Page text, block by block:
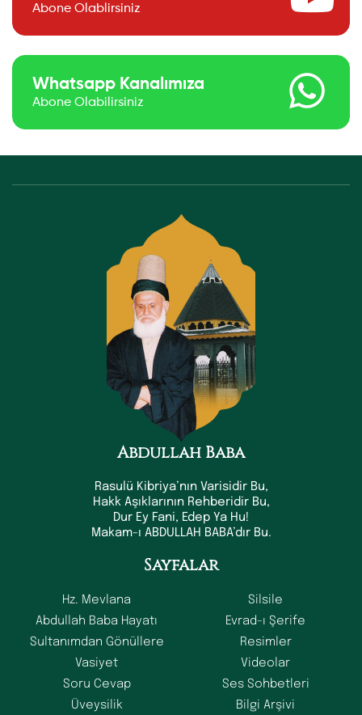
Abone Olablirsiniz
Whatsapp Kanalımıza
Abone Olabilirsiniz
Abdullah Baba
Rasulü Kibriya’nın Varisidir Bu,
Hakk Aşıklarının Rehberidir Bu,
Dur Ey Fani, Edep Ya Hu!
Makam-ı ABDULLAH BABA’dır Bu.
Sayfalar
Hz. Mevlana
Abdullah Baba Hayatı
Sultanımdan Gönüllere
Vasiyet
Soru Cevap
Üveysilik
Silsile
Evrad-ı Şerife
Resimler
Videolar
Ses Sohbetleri
Bilgi Arşivi